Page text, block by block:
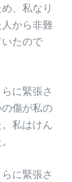
、私なり
から非難
たので
に緊張さ
傷が私の
私はけん
に緊張さ